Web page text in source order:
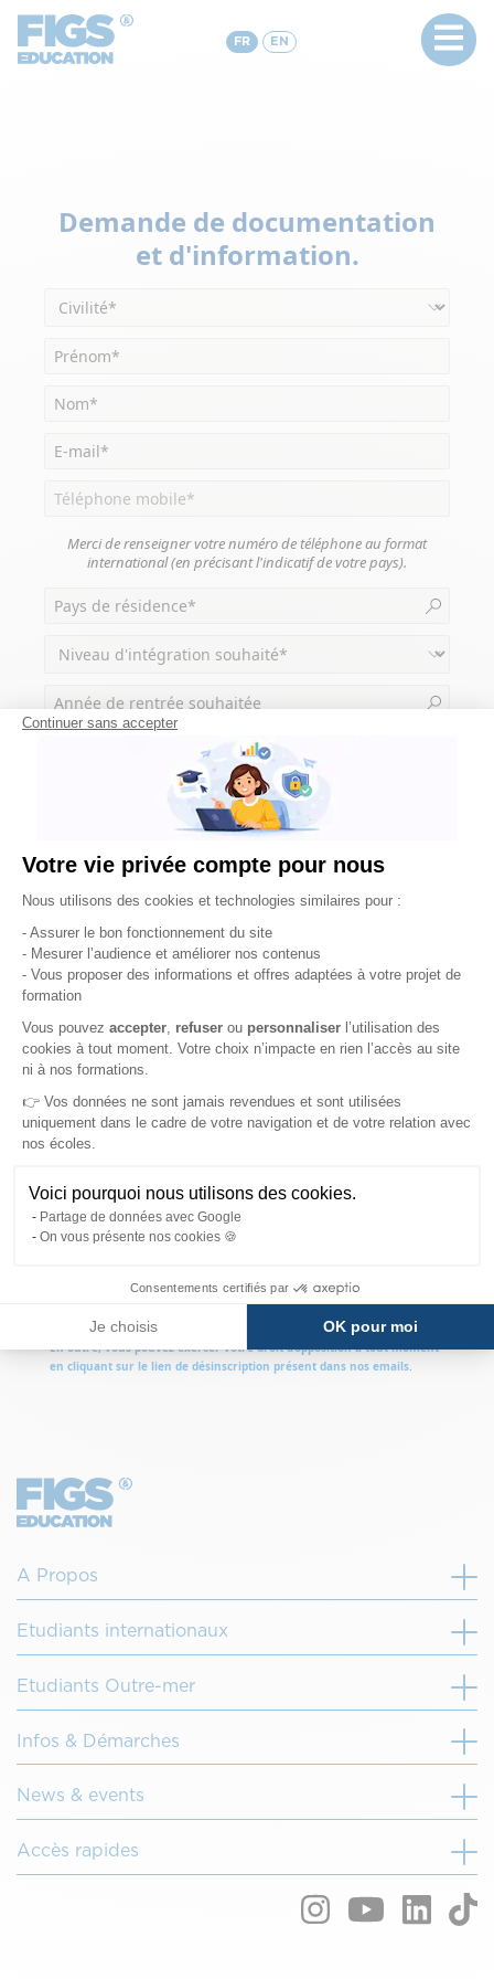
Continuer sans accepter
Votre vie privée compte pour nous
Plateforme de Gestion du Consentement :
Nous utilisons des cookies et technologies similaires pour :
- Assurer le bon fonctionnement du site
- Mesurer l’audience et améliorer nos contenus
- Vous proposer des informations et offres adaptées à votre projet de
formation
Vous pouvez accepter, refuser ou personnaliser l’utilisation des
cookies à tout moment. Votre choix n’impacte en rien l’accès au site
ni à nos formations.
👉 Vos données ne sont jamais revendues et sont utilisées
uniquement dans le cadre de votre navigation et de votre relation avec
nos écoles.
Voici pourquoi nous utilisons des cookies.
Partage de données avec Google
On vous présente nos cookies 🍪
Consentements certifiés par
Je choisis OK pour moi
Axeptio consent
FR EN
Demande de documentation
et d'information.
Merci de renseigner votre numéro de téléphone au format
international (en précisant l'indicatif de votre pays).
TELECHARGER LA
BROCHURE
FIGSest responsable des traitements de données.
Les informations recueillies font l’objet d’un traitement informatique
documentations sollicitées. Les destinataires des données sont les
chargés de la communication et du recrutement et le service commercial.
Vos données sont conservées dans des conditions propres à en assurer
Conformément à la réglementation en vigueur, vous disposez d’un droit
d’accès, de rectification, de suppression et d’opposition relatif aux
d’information sur le traitement de vos données, veuillez consulter notre
En outre, vous pouvez exercer votre droit d’opposition à tout moment
en cliquant sur le lien de désinscription présent dans nos emails.
A Propos
Etudiants internationaux
Etudiants Outre-mer
Infos & Démarches
News & events
Accès rapides